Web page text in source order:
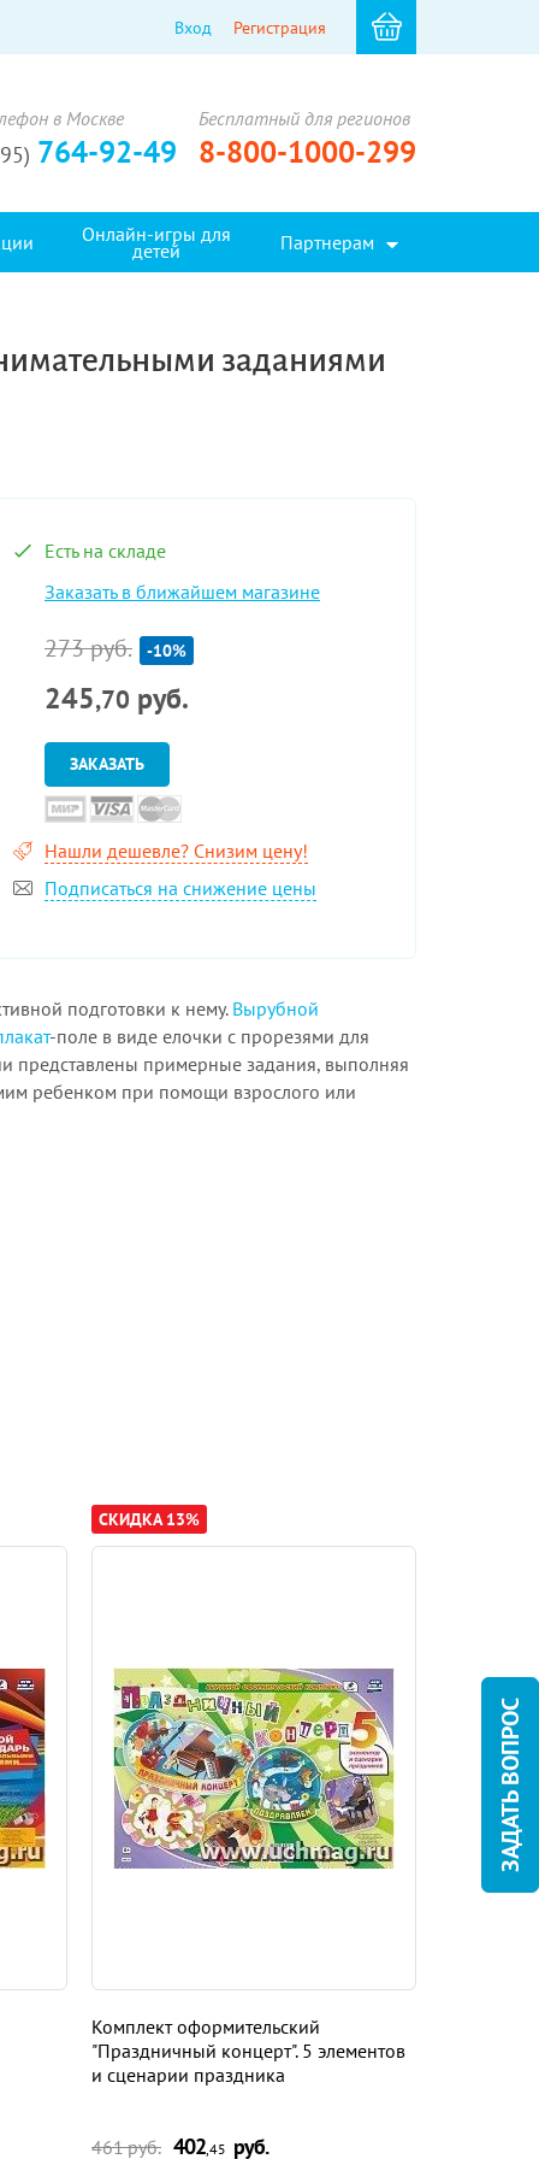
Вход Регистрация
в Москве
764-92-49
Бесплатный для регионов
8-800-1000-299
Онлайн-игры для
детей Партнерам
заданиями
Есть на складе
Заказать в ближайшем магазине
273 руб. -10%
245,70 руб.
ЗАКАЗАТЬ
Нашли дешевле? Снизим цену!
Подписаться на снижение цены
подготовки к нему. Вырубной
-поле в виде елочки с прорезями для
представлены примерные задания, выполняя
ребенком при помощи взрослого или
СКИДКА 13%
Комплект оформительский
"Праздничный концерт". 5 элементов
и сценарии праздника
461 руб. 402,45 руб.
ЗАДАТЬ ВОПРОС